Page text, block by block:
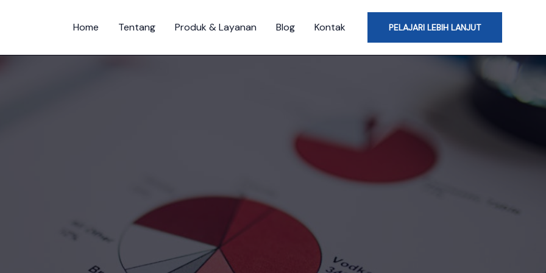
Home Tentang Produk & Layanan Blog Kontak PELAJARI LEBIH LANJUT